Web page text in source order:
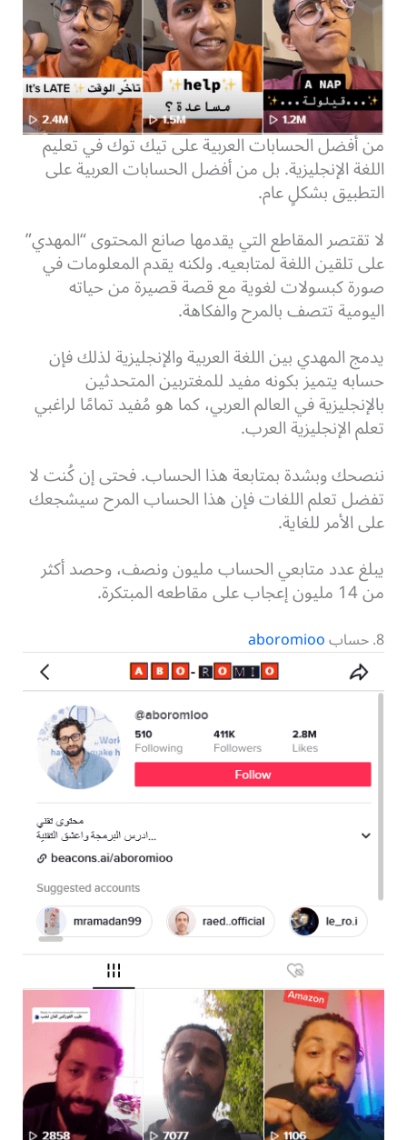
من أفضل الحسابات العربية على تيك توك في تعليم
اللغة الإنجليزية. بل من أفضل الحسابات العربية على
التطبيق بشكلٍ عام.
لا تقتصر المقاطع التي يقدمها صانع المحتوى “المهدي”
على تلقين اللغة لمتابعيه. ولكنه يقدم المعلومات في
صورة كبسولات لغوية مع قصة قصيرة من حياته
اليومية تتصف بالمرح والفكاهة.
يدمج المهدي بين اللغة العربية والإنجليزية لذلك فإن
حسابه يتميز بكونه مفيد للمغتربين المتحدثين
بالإنجليزية في العالم العربي، كما هو مُفيد تمامًا لراغبي
تعلم الإنجليزية العرب.
ننصحك وبشدة بمتابعة هذا الحساب. فحتى إن كُنت لا
تفضل تعلم اللغات فإن هذا الحساب المرح سيشجعك
على الأمر للغاية.
يبلغ عدد متابعي الحساب مليون ونصف، وحصد أكثر
من 14 مليون إعجاب على مقاطعه المبتكرة.
8. حساب aboromioo